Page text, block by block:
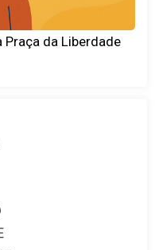
Praça da Liberdade